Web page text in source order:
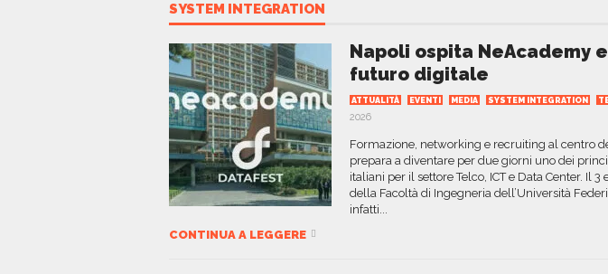
SYSTEM INTEGRATION
Napoli ospita NeAcademy
futuro digitale
ATTUALITÀ EVENTI MEDIA SYSTEM INTEGRATION
2026
Formazione, networking e recruiting al centro
prepara a diventare per due giorni uno dei
italiani per il settore Telco, ICT e Data Center. Il 3
della Facoltà di Ingegneria dell’Università
infatti...
CONTINUA A LEGGERE